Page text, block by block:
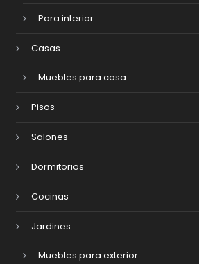
Para interior
Casas
Muebles para casa
Pisos
Salones
Dormitorios
Cocinas
Jardines
Muebles para exterior